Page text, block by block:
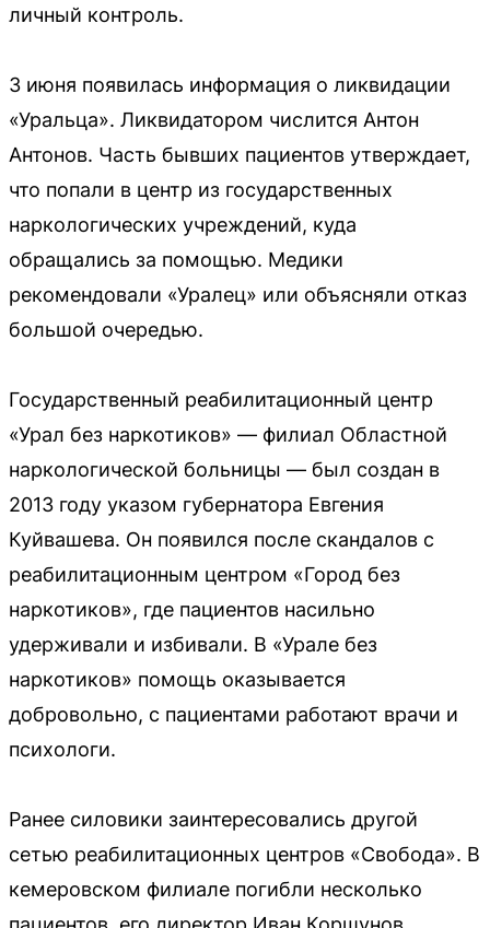
личный контроль.
3 июня появилась информация о ликвидации
«Уральца». Ликвидатором числится Антон
Антонов. Часть бывших пациентов утверждает,
что попали в центр из государственных
наркологических учреждений, куда
обращались за помощью. Медики
рекомендовали «Уралец» или объясняли отказ
большой очередью.
Государственный реабилитационный центр
«Урал без наркотиков» — филиал Областной
наркологической больницы — был создан в
2013 году указом губернатора Евгения
Куйвашева. Он появился после скандалов с
реабилитационным центром «Город без
наркотиков», где пациентов насильно
удерживали и избивали. В «Урале без
наркотиков» помощь оказывается
добровольно, с пациентами работают врачи и
психологи.
Ранее силовики заинтересовались другой
сетью реабилитационных центров «Свобода». В
кемеровском филиале погибли несколько